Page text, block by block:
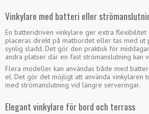
Vinkylare med batteri eller
En batteridriven vinkylare ger extra flexibilitet
placeras direkt på matbordet eller tas med ut
synlig sladd. Det gör den praktisk för
andra platser där en fast strömanslutning kan
Flera modeller kan användas både med
el. Det gör det möjligt att använda vinkylaren
med strömanslutning vid längre serveringar.
Elegant vinkylare för bord och terrass